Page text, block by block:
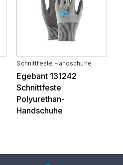
Weiße Ware und
Elektronik
Haushaltsgeräte
Schnittfeste Handschuhe
Egebant 131242
Schnittfeste
Polyurethan-
Handschuhe